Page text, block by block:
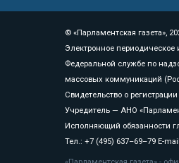
© «Парламентская газета»,
Электронное периодическое
Федеральной службе по
массовых коммуникаций
Свидетельство о
Учредитель — АНО
Исполняющий обязанности
Тел.: +7 (495) 637–69–79 E-